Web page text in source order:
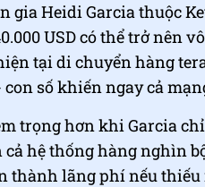
gia Heidi Garcia thuộc
USD có thể trở nên
tại di chuyển hàng
con số khiến ngay cả
trọng hơn khi Garcia
cả hệ thống hàng nghìn
thành lãng phí nếu thiếu